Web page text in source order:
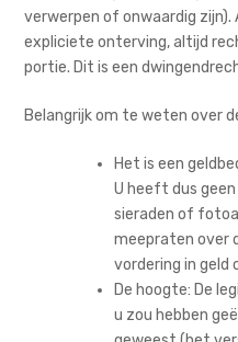
verwerpen of onwaardig zijn).
expliciete onterving, altijd
portie. Dit is een
Belangrijk om te weten over
Het is een
U heeft dus
sieraden of
meepraten over
vordering in geld
De hoogte: De
u zou hebben